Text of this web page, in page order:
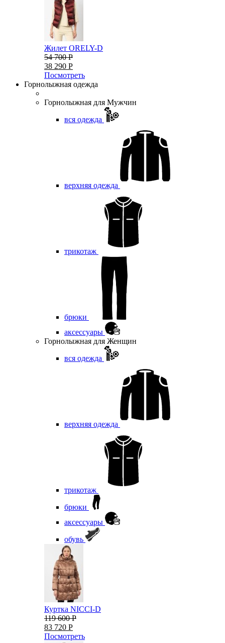
Жилет ORELY-D
54 700 Р
38 290 Р
Посмотреть
Горнолыжная одежда
Горнолыжная для Мужчин
вся одежда
верхняя одежда
трикотаж
брюки
аксессуары
Горнолыжная для Женщин
вся одежда
верхняя одежда
трикотаж
брюки
аксессуары
обувь
Куртка NICCI-D
119 600 Р
83 720 Р
Посмотреть